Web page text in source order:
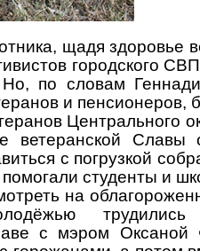
щадя здоровье
городского
по словам
и
Центрального
ветеранской Славы
с погрузкой
студенты и
на
трудились
с мэром